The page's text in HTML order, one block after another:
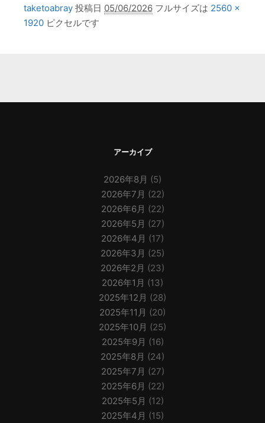
taketoabray 投稿日 05/06/2026 フルサイズは 2560 ×
1920 ピクセルです
アーカイブ
2026年8月 (5)
2026年7月 (22)
2026年6月 (22)
2026年5月 (27)
2026年4月 (17)
2026年3月 (25)
2026年2月 (23)
2026年1月 (13)
2025年12月 (28)
2025年11月 (20)
2025年10月 (25)
2025年9月 (16)
2025年8月 (24)
2025年7月 (27)
2025年6月 (22)
2025年5月 (12)
2025年4月 (15)